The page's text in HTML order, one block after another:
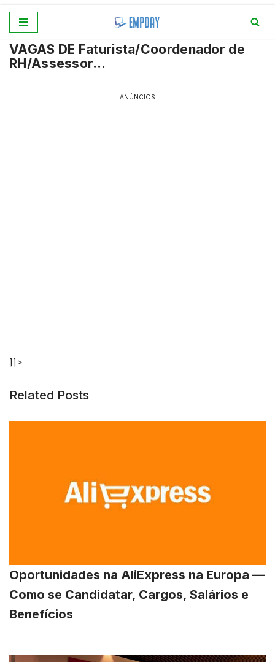
para
o
VAGAS DE Faturista/Coordenador de
RH/Assessor…
ANÚNCIOS
]]>
Related Posts
Oportunidades na AliExpress na Europa —
Como se Candidatar, Cargos, Salários e
Benefícios